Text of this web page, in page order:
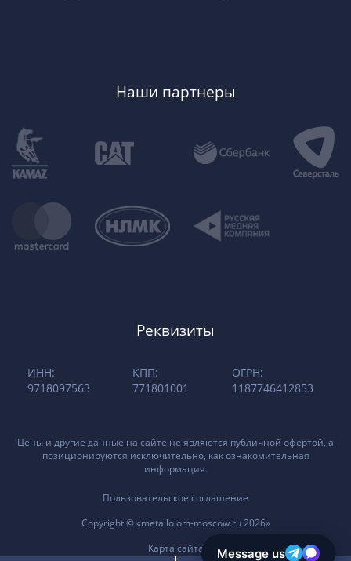
Наши партнеры
Реквизиты
ИНН:
9718097563
КПП:
771801001
ОГРН:
1187746412853
Цены и другие данные на сайте не являются публичной офертой, а
позиционируются исключительно, как ознакомительная
информация.
Пользовательское соглашение
Copyright © «metallolom-moscow.ru 2026»
Карта сайта